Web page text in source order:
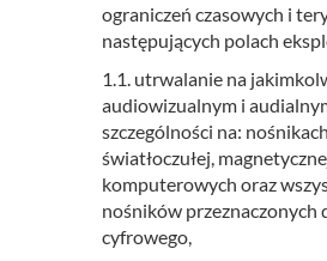
ograniczeń czasowych i
następujących polach
1.1. utrwalanie na
audiowizualnym i
szczególności na:
światłoczułej,
komputerowych oraz
nośników przeznaczonych
cyfrowego,